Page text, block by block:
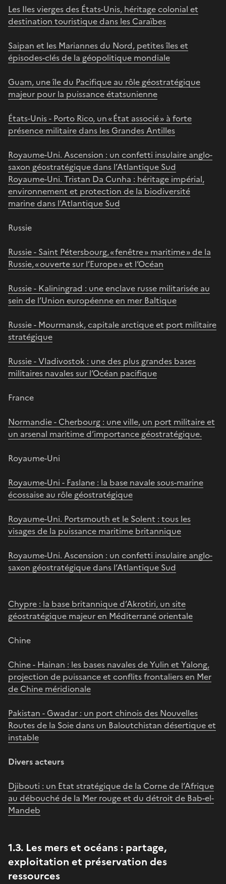
Les Iles vierges des États-Unis, héritage colonial et
destination touristique dans les Caraïbes
Saipan et les Mariannes du Nord, petites îles et
épisodes-clés de la géopolitique mondiale
Guam, une île du Pacifique au rôle géostratégique
majeur pour la puissance étatsunienne
États-Unis - Porto Rico, un « État associé » à forte
présence militaire dans les Grandes Antilles
Royaume-Uni. Ascension : un confetti insulaire anglo-
saxon géostratégique dans l’Atlantique Sud
Royaume-Uni. Tristan Da Cunha : héritage impérial,
environnement et protection de la biodiversité
marine dans l’Atlantique Sud
Russie
Russie - Saint Pétersbourg, « fenêtre » maritime » de la
Russie, « ouverte sur l’Europe » et l’Océan
Russie - Kaliningrad : une enclave russe militarisée au
sein de l’Union européenne en mer Baltique
Russie - Mourmansk, capitale arctique et port militaire
stratégique
Russie - Vladivostok : une des plus grandes bases
militaires navales sur l’Océan pacifique
France
Normandie - Cherbourg : une ville, un port militaire et
un arsenal maritime d’importance géostratégique.
Royaume-Uni
Royaume-Uni - Faslane : la base navale sous-marine
écossaise au rôle géostratégique
Royaume-Uni. Portsmouth et le Solent : tous les
visages de la puissance maritime britannique
Royaume-Uni. Ascension : un confetti insulaire anglo-
saxon géostratégique dans l’Atlantique Sud
Chypre : la base britannique d’Akrotiri, un site
géostratégique majeur en Méditerrané orientale
Chine
Chine - Hainan : les bases navales de Yulin et Yalong,
projection de puissance et conflits frontaliers en Mer
de Chine méridionale
Pakistan - Gwadar : un port chinois des Nouvelles
Routes de la Soie dans un Baloutchistan désertique et
instable
Divers acteurs
Djibouti : un Etat stratégique de la Corne de l’Afrique
au débouché de la Mer rouge et du détroit de Bab-el-
Mandeb
1.3. Les mers et océans : partage,
exploitation et préservation des
ressources